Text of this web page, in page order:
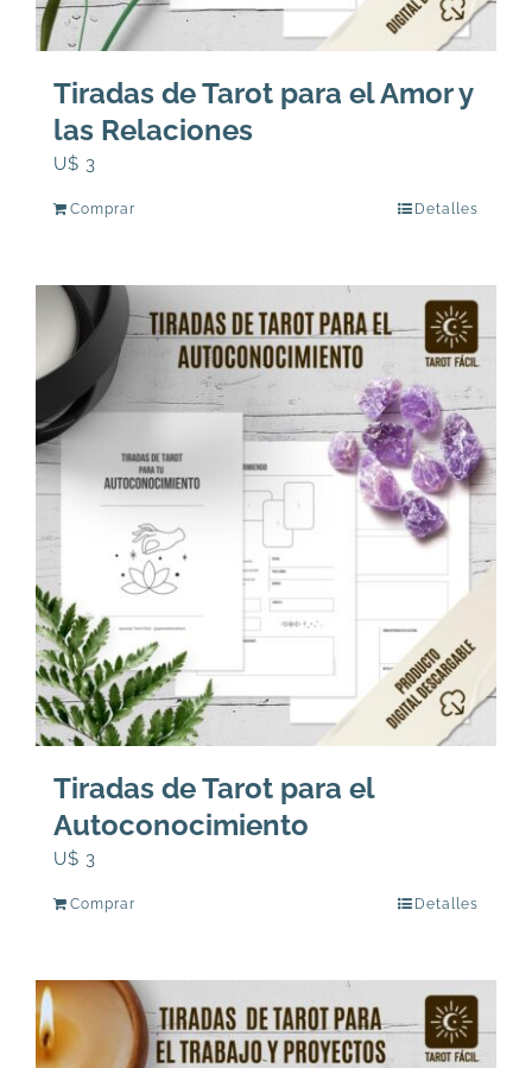
Tiradas de Tarot para el Amor y
las Relaciones
U$ 3
Comprar Detalles
Tiradas de Tarot para el
Autoconocimiento
U$ 3
Comprar Detalles